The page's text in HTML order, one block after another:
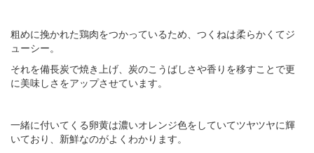
粗めに挽かれた鶏肉をつかっているため、つくねは柔らかくてジ
ューシー。
それを備長炭で焼き上げ、炭のこうばしさや香りを移すことで更
に美味しさをアップさせています。
一緒に付いてくる卵黄は濃いオレンジ色をしていてツヤツヤに輝
いており、新鮮なのがよくわかります。